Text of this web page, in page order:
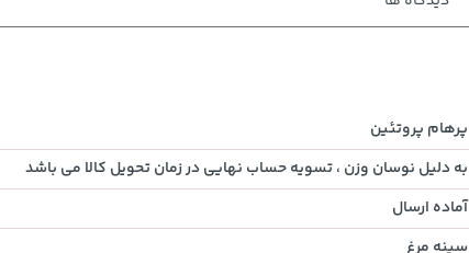
خرید
تومان
165,900
پرهام پروتئین
به دلیل نوسان وزن ، تسویه حساب نهایی در زمان تحویل کالا می باشد
آماده ارسال
سینه مرغ